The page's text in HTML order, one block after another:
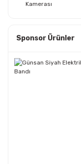
Kamerası
Sponsor Ürünler